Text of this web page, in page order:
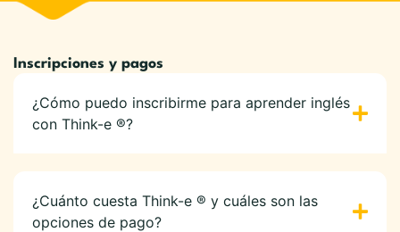
Inscripciones y pagos
¿Cómo puedo inscribirme para aprender inglés
con Think-e ®?
¿Cuánto cuesta Think-e ® y cuáles son las
opciones de pago?